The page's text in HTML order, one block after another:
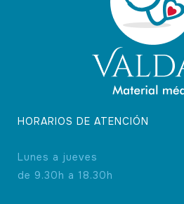
HORARIOS DE ATENCIÓN
Lunes a jueves
de 9.30h a 18.30h